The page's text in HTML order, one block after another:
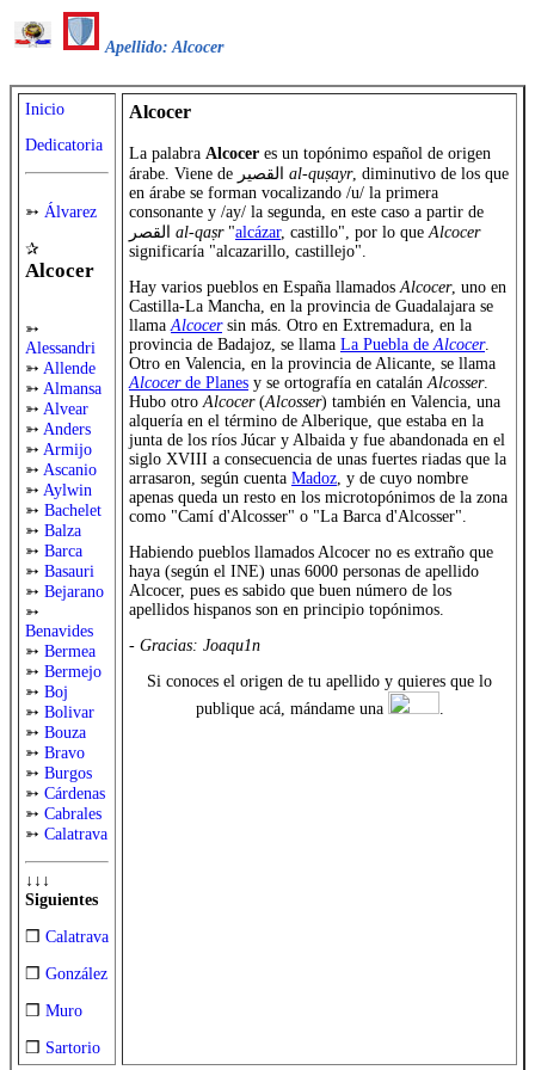
Apellido: Alcocer
Inicio
Dedicatoria
➳ Álvarez
✰
Alcocer
➳
Alessandri
➳ Allende
➳ Almansa
➳ Alvear
➳ Anders
➳ Armijo
➳ Ascanio
➳ Aylwin
➳ Bachelet
➳ Balza
➳ Barca
➳ Basauri
➳ Bejarano
➳
Benavides
➳ Bermea
➳ Bermejo
➳ Boj
➳ Bolivar
➳ Bouza
➳ Bravo
➳ Burgos
➳ Cárdenas
➳ Cabrales
➳ Calatrava
↓↓↓
Siguientes
❒ Calatrava
❒ González
❒ Muro
❒ Sartorio
Alcocer
La palabra Alcocer es un topónimo español de origen
al-quṣayr, diminutivo de los que
en árabe se forman vocalizando /u/ la primera
consonante y /ay/ la segunda, en este caso a partir de
al-qaṣr"alcázar, castillo", por lo que Alcocer
significaría "alcazarillo, castillejo".
Hay varios pueblos en España llamados Alcocer, uno en
Castilla-La Mancha, en la provincia de Guadalajara se
llama Alcocersin más. Otro en Extremadura, en la
provincia de Badajoz, se llama La Puebla de Alcocer.
Otro en Valencia, en la provincia de Alicante, se llama
Alcocerde Planes y se ortografía en catalán Alcosser.
Hubo otro Alcocer(Alcosser) también en Valencia, una
alquería en el término de Alberique, que estaba en la
junta de los ríos Júcar y Albaida y fue abandonada en el
siglo XVIII a consecuencia de unas fuertes riadas que la
arrasaron, según cuenta Madoz , y de cuyo nombre
apenas queda un resto en los microtopónimos de la zona
como "Camí d'Alcosser" o "La Barca d'Alcosser".
Habiendo pueblos llamados Alcocer no es extraño que
haya (según el INE) unas 6000 personas de apellido
Alcocer, pues es sabido que buen número de los
apellidos hispanos son en principio topónimos.
- Gracias: Joaqu1n
Si conoces el origen de tu apellido y quieres que lo
publique acá, mándame una